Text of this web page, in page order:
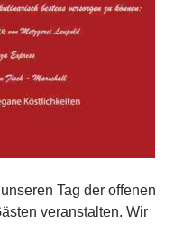
Tag der offenen
veranstalten. Wir